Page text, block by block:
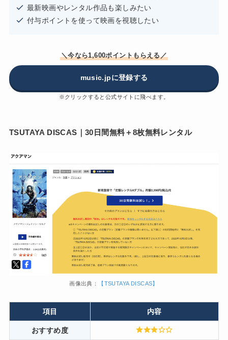
最新映画やレンタル作品も楽しみたい
付与ポイントを使って映画を視聴したい
＼今なら1,600ポイントもらえる／
music.jpに登録する
※クリックすると公式サイトに飛べます。
TSUTAYA DISCAS｜30日間無料＋8枚無料レンタル
画像出典： 【TSUTAYA DISCAS】
項目 内容
おすすめ度